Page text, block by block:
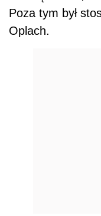
Poza tym był
Oplach.